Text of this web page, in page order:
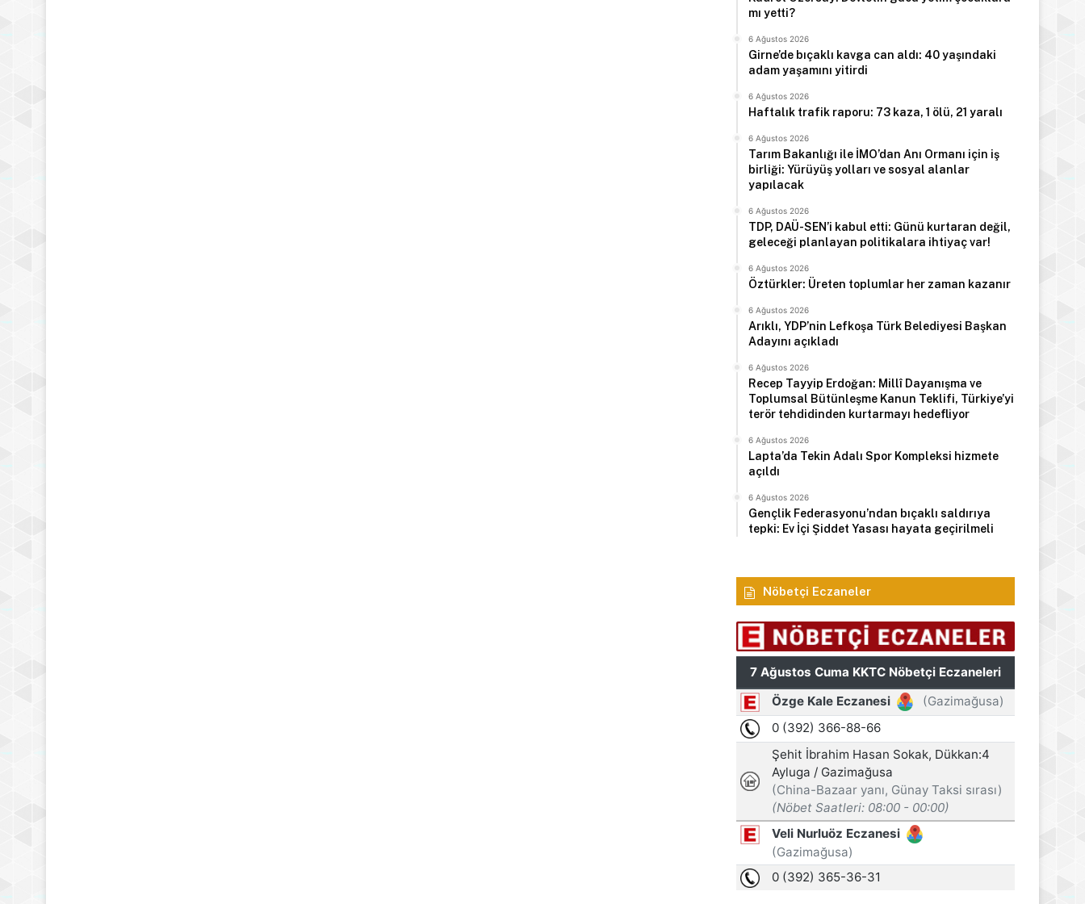
mı yetti?
6 Ağustos 2026
Girne’de bıçaklı kavga can aldı: 40 yaşındaki
adam yaşamını yitirdi
6 Ağustos 2026
Haftalık trafik raporu: 73 kaza, 1 ölü, 21 yaralı
6 Ağustos 2026
Tarım Bakanlığı ile İMO’dan Anı Ormanı için iş
birliği: Yürüyüş yolları ve sosyal alanlar
yapılacak
6 Ağustos 2026
TDP, DAÜ-SEN’i kabul etti: Günü kurtaran değil,
geleceği planlayan politikalara ihtiyaç var!
6 Ağustos 2026
Öztürkler: Üreten toplumlar her zaman kazanır
6 Ağustos 2026
Arıklı, YDP’nin Lefkoşa Türk Belediyesi Başkan
Adayını açıkladı
6 Ağustos 2026
Recep Tayyip Erdoğan: Millî Dayanışma ve
Toplumsal Bütünleşme Kanun Teklifi, Türkiye’yi
terör tehdidinden kurtarmayı hedefliyor
6 Ağustos 2026
Lapta’da Tekin Adalı Spor Kompleksi hizmete
açıldı
6 Ağustos 2026
Gençlik Federasyonu’ndan bıçaklı saldırıya
tepki: Ev İçi Şiddet Yasası hayata geçirilmeli
Nöbetçi Eczaneler